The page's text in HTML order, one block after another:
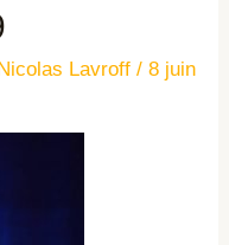
Lavroff/8 juin